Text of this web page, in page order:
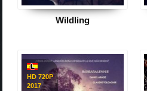
Wildling
HD 720P
2017